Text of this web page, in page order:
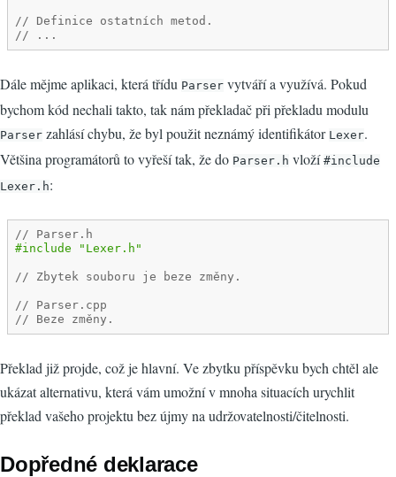
// Definice ostatních metod.
// ...
Dále mějme aplikaci, která třídu Parser vytváří a využívá. Pokud
bychom kód nechali takto, tak nám překladač při překladu modulu
Parser zahlásí chybu, že byl použit neznámý identifikátor Lexer.
Většina programátorů to vyřeší tak, že do Parser.h vloží #include
Lexer.h:
// Parser.h
#include "Lexer.h"
// Zbytek souboru je beze změny.
// Parser.cpp
// Beze změny.
Překlad již projde, což je hlavní. Ve zbytku příspěvku bych chtěl ale
ukázat alternativu, která vám umožní v mnoha situacích urychlit
překlad vašeho projektu bez újmy na udržovatelnosti/čitelnosti.
Dopředné deklarace